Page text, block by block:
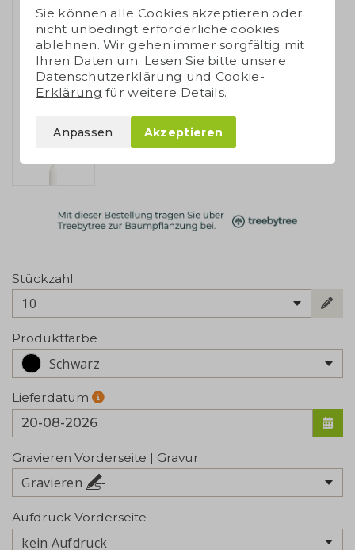
Stückzahl
10
Produktfarbe
Schwarz
Lieferdatum
Gravieren Vorderseite | Gravur
Gravieren
Aufdruck Vorderseite
kein Aufdruck
Sie können alle Cookies akzeptieren oder
nicht unbedingt erforderliche cookies
ablehnen. Wir gehen immer sorgfältig mit
Ihren Daten um. Lesen Sie bitte unsere
Datenschutzerklärung und Cookie-
Erklärung für weitere Details.
Anpassen Akzeptieren